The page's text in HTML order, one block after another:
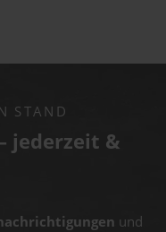
STAND
jederzeit &
und